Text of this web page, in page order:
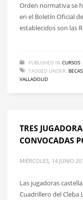
Orden normativa se
en el Boletín Oficial
establecidos son las
PUBLISHED IN CURSOS
TAGGED UNDER: BECAS
VALLADOLID
TRES
CONVOCADAS
MIÉRCOLES, 14 JUNIO
Las jugadoras
Cuadrillero del Cleba